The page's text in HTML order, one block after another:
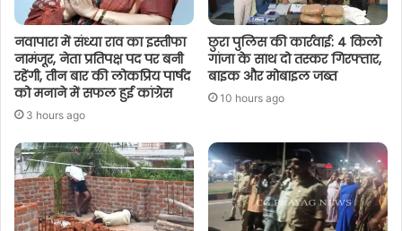
नवापारा में संध्या राव का इस्तीफा
नामंजूर, नेता प्रतिपक्ष पद पर बनी
रहेंगी, तीन बार की लोकप्रिय पार्षद
को मनाने में सफल हुई कांग्रेस
3 hours ago
छुरा पुलिस की कार्रवाई: 4 किलो
गांजा के साथ दो तस्कर गिरफ्तार,
बाइक और मोबाइल जब्त
10 hours ago